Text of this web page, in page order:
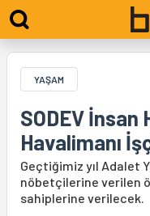
YAŞAM
SODEV İnsan
Havalimanı
Geçtiğimiz yıl Adalet
nöbetçilerine verilen
sahiplerine verilecek.